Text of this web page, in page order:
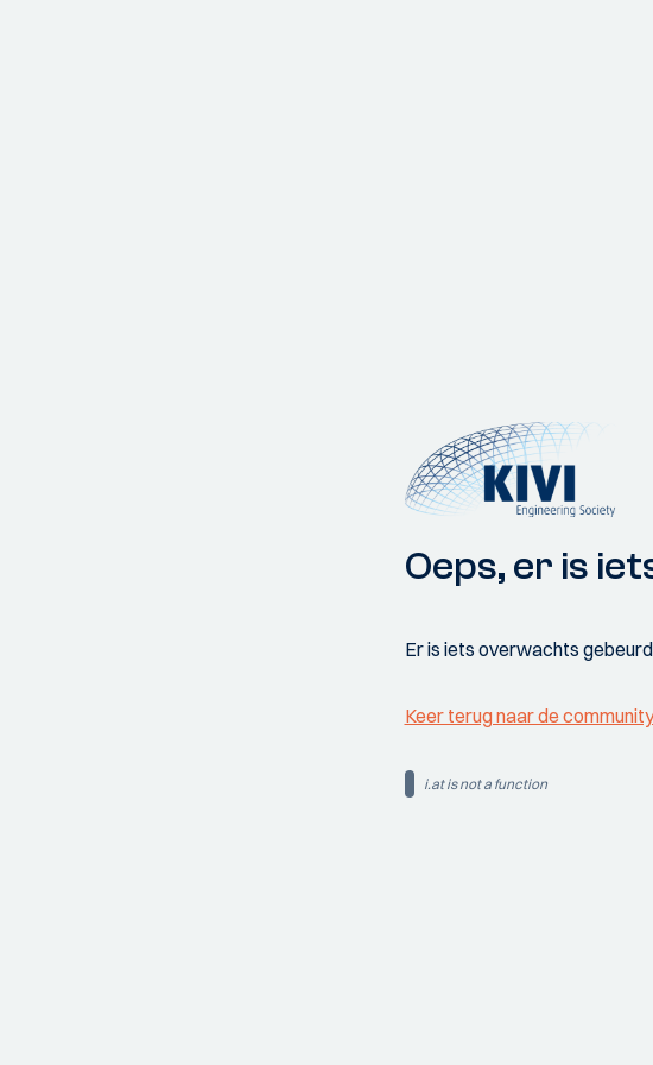
Oeps, er is
Er is iets overwachts
Keer terug naar de community
i.at is not a function